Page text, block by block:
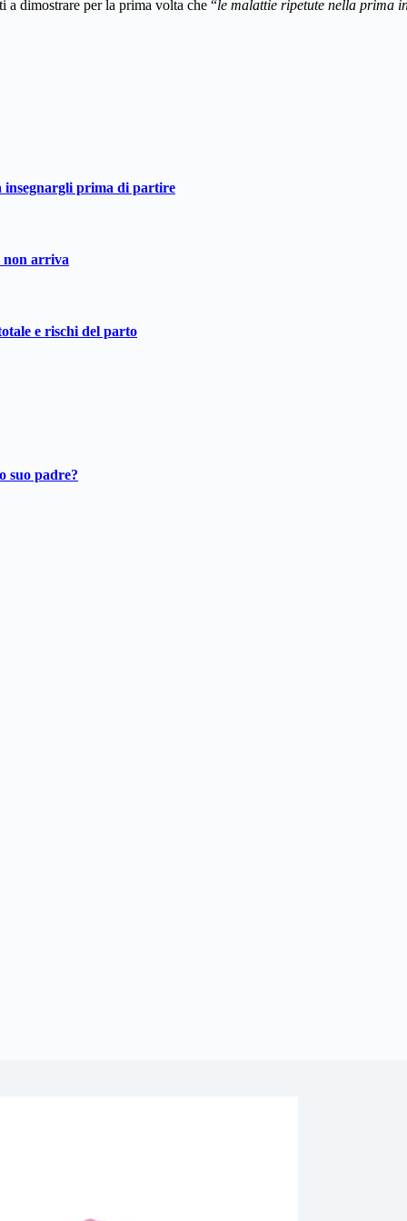
dimostrare per la prima volta che “le malattie ripetute nella prima
insegnargli prima di partire
non arriva
e rischi del parto
suo padre?